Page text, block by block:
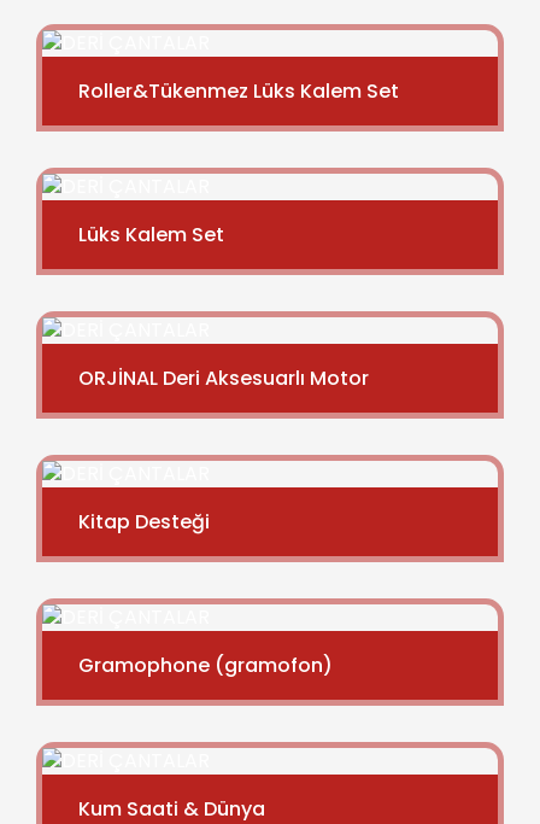
Roller&Tükenmez Lüks Kalem Set
Lüks Kalem Set
ORJİNAL Deri Aksesuarlı Motor
Kitap Desteği
Gramophone (gramofon)
Kum Saati & Dünya